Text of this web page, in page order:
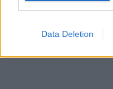
Data Deletion